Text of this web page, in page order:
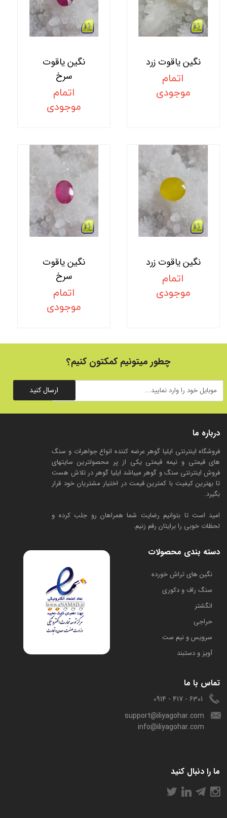
نگین یاقوت زرد
اتمام
موجودی
نگین یاقوت
سرخ
اتمام
موجودی
نگین یاقوت زرد
اتمام
موجودی
نگین یاقوت
سرخ
اتمام
موجودی
درباره ما
فروشگاه اینترنتی ایلیا گوهر عرضه کننده انواع جواهرات و سنگ
های قیمتی و نیمه قیمتی یکی از پر محصولترین سایتهای
فروش اینترنتی سنگ و گوهر میباشد ایلیا گوهر در تلاش هست
تا بهترین کیفیت با کمترین قیمت در اختیار مشتریان خود قرار
بگیرد.
امید است تا بتوانیم رضایت شما همراهان رو جلب کرده و
لحظات خوبی را برایتان رقم زنیم.
دسته بندی محصولات
​نگین های تراش خورده
سنگ راف و دکوری
انگشتر
حراجی
سرویس و نیم ست
آویز و دستبند
تماس با ما
6301 - 417 - 0914
support@iliyagohar.com
info@iliyagohar.com
ما را دنبال کنید
چطور میتونیم کمکتون کنیم؟
ارسال کنید